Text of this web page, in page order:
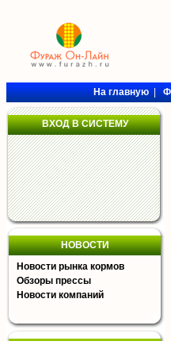
На главную|
ВХОД В СИСТЕМУ
НОВОСТИ
Новости рынка кормов
Обзоры прессы
Новости компаний